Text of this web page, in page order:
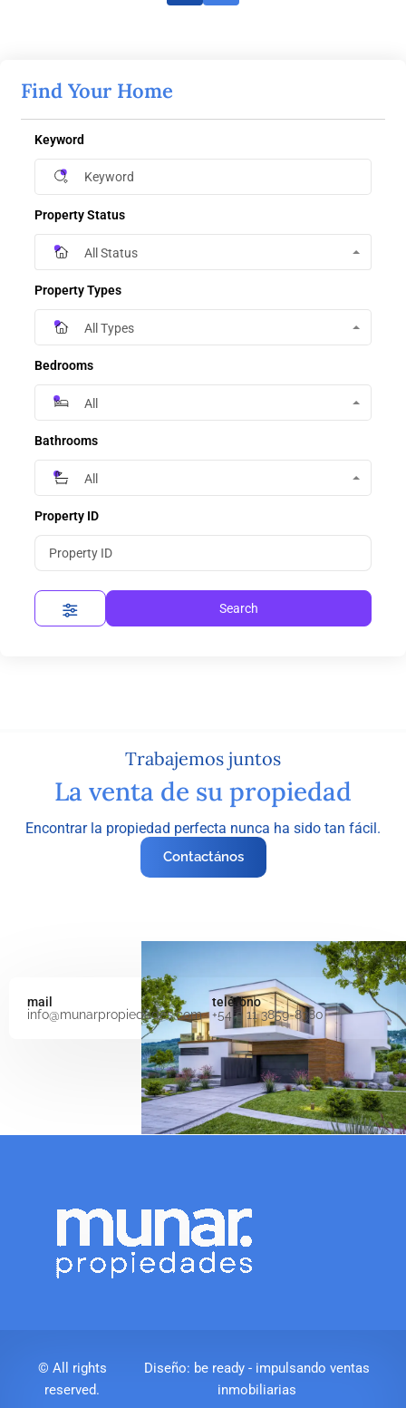
Find Your Home
Keyword
Property Status
All Status
Property Types
All Types
Bedrooms
All
Bathrooms
All
Property ID
Search
Trabajemos juntos
La venta de su propiedad
Encontrar la propiedad perfecta nunca ha sido tan fácil.
Contactános
mail
info@munarpropiedades.com
teléfono
+54 9 11 3859-8380
© All rights
reserved.
Diseño: be ready - impulsando ventas
inmobiliarias